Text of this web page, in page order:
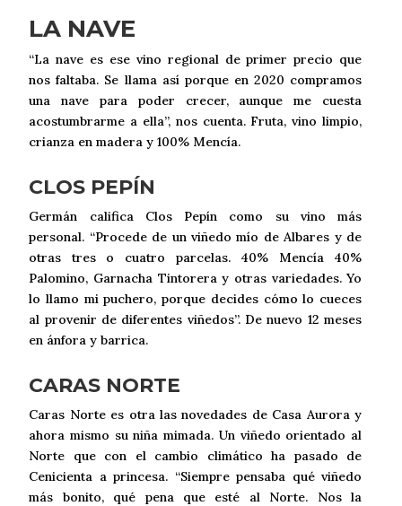
LA NAVE
“La nave es ese vino regional de primer precio que
nos faltaba. Se llama así porque en 2020 compramos
una nave para poder crecer, aunque me cuesta
acostumbrarme a ella”, nos cuenta. Fruta, vino limpio,
crianza en madera y 100% Mencía.
CLOS PEPÍN
Germán califica Clos Pepín como su vino más
personal. “Procede de un viñedo mío de Albares y de
otras tres o cuatro parcelas. 40% Mencía 40%
Palomino, Garnacha Tintorera y otras variedades. Yo
lo llamo mi puchero, porque decides cómo lo cueces
al provenir de diferentes viñedos”. De nuevo 12 meses
en ánfora y barrica.
CARAS NORTE
Caras Norte es otra las novedades de Casa Aurora y
ahora mismo su niña mimada. Un viñedo orientado al
Norte que con el cambio climático ha pasado de
Cenicienta a princesa. “Siempre pensaba qué viñedo
más bonito, qué pena que esté al Norte. Nos la